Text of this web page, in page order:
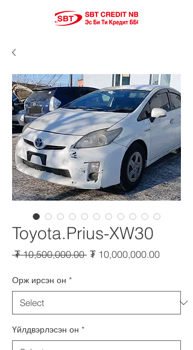
Toyota.Prius-XW30
₮ 10,500,000.00 Regular
₮ 10,000,000.00Sale
Орж ирсэн он *
Үйлдвэрлэсэн он *